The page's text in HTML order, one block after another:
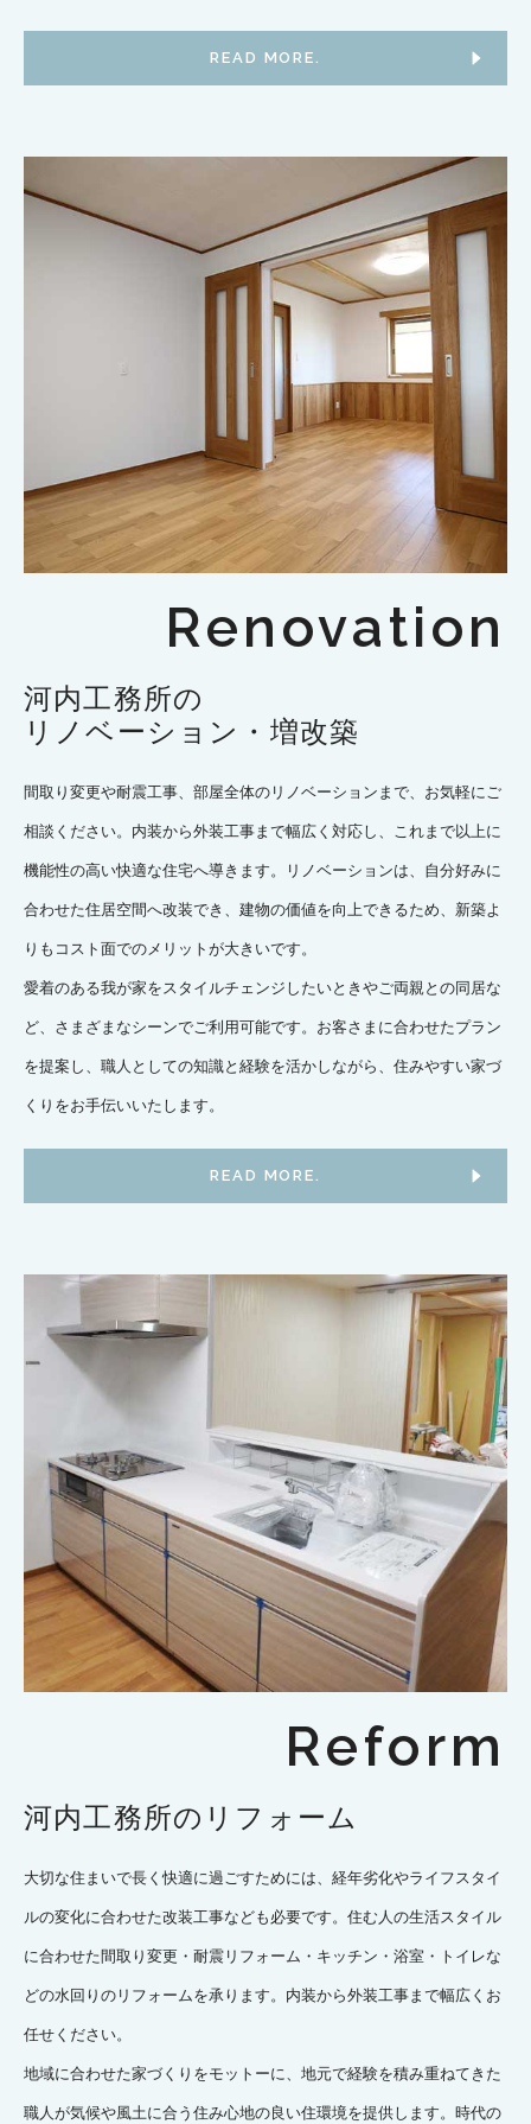
READ MORE.
Renovation
河内工務所の
リノベーション・増改築
間取り変更や耐震工事、部屋全体のリノベーションまで、お気軽にご
相談ください。内装から外装工事まで幅広く対応し、これまで以上に
機能性の高い快適な住宅へ導きます。リノベーションは、自分好みに
合わせた住居空間へ改装でき、建物の価値を向上できるため、新築よ
りもコスト面でのメリットが大きいです。
愛着のある我が家をスタイルチェンジしたいときやご両親との同居な
ど、さまざまなシーンでご利用可能です。お客さまに合わせたプラン
を提案し、職人としての知識と経験を活かしながら、住みやすい家づ
くりをお手伝いいたします。
READ MORE.
Reform
河内工務所のリフォーム
大切な住まいで長く快適に過ごすためには、経年劣化やライフスタイ
ルの変化に合わせた改装工事なども必要です。住む人の生活スタイル
に合わせた間取り変更・耐震リフォーム・キッチン・浴室・トイレな
どの水回りのリフォームを承ります。内装から外装工事まで幅広くお
任せください。
地域に合わせた家づくりをモットーに、地元で経験を積み重ねてきた
職人が気候や風土に合う住み心地の良い住環境を提供します。時代の